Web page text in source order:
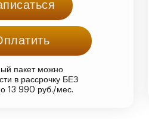
пакет можно
в рассрочку БЕЗ
13 990 руб./мес.